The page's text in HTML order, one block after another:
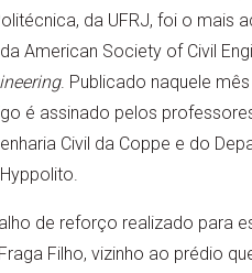
da UFRJ, foi o mais
American Society of Civil
. Publicado naquele
é assinado pelos
Civil da Coppe e do
de reforço realizado para
Filho, vizinho ao prédio